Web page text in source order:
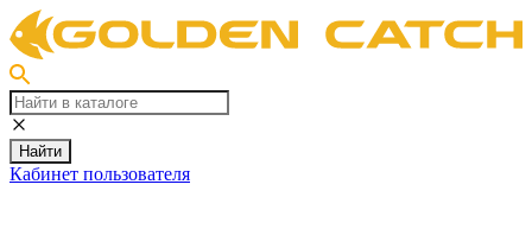
Найти
Кабинет пользователя